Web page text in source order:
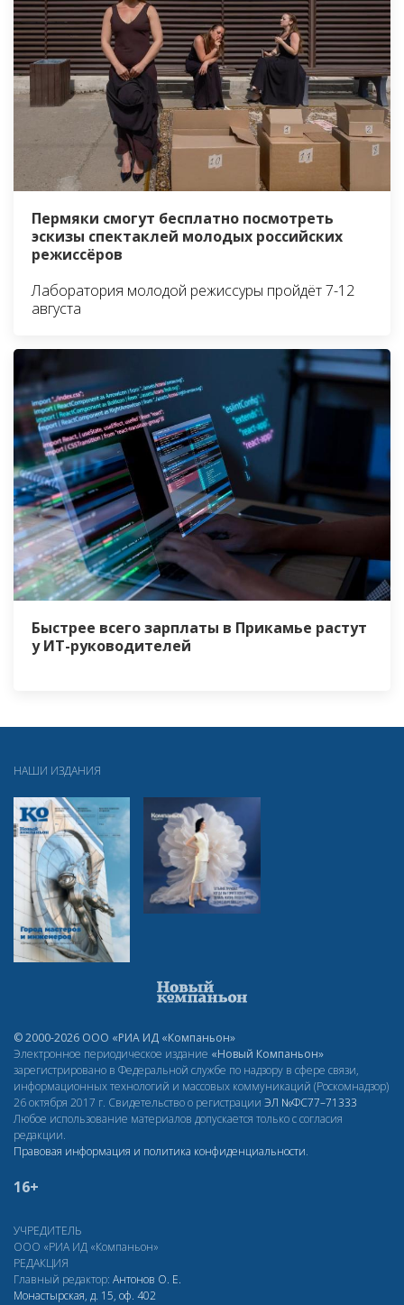
Пермяки смогут бесплатно посмотреть
эскизы спектаклей молодых российских
режиссёров
Лаборатория молодой режиссуры пройдёт 7-12
августа
Быстрее всего зарплаты в Прикамье растут
у ИТ-руководителей
НАШИ ИЗДАНИЯ
© 2000-2026 ООО «РИА ИД «Компаньон»
Электронное периодическое издание «Новый Компаньон»
зарегистрировано в Федеральной службе по надзору в сфере связи,
информационных технологий и массовых коммуникаций (Роскомнадзор)
26 октября 2017 г. Свидетельство о регистрации ЭЛ №ФС77–71333
Любое использование материалов допускается только с согласия
редакции.
Правовая информация и политика конфиденциальности.
16+
УЧРЕДИТЕЛЬ
ООО «РИА ИД «Компаньон»
РЕДАКЦИЯ
Главный редактор: Антонов О. Е.
Монастырская, д. 15, оф. 402